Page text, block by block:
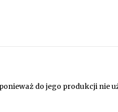
do jego produkcji nie